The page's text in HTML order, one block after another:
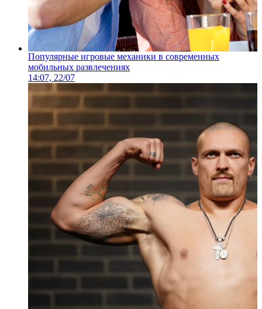
Популярные игровые механики в современных
мобильных развлечениях
14:07, 22/07